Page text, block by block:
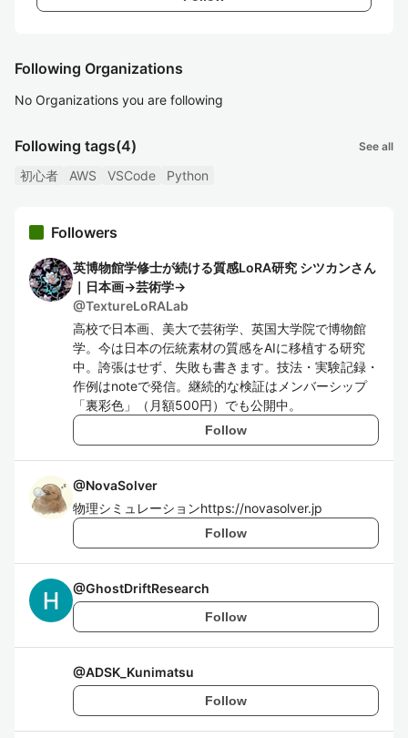
Following Organizations
No Organizations you are following
Following tags(4) See all
初心者 AWS VSCode Python
Followers
英博物館学修士が続ける質感LoRA研究 シツカンさん
｜日本画→芸術学→
@TextureLoRALab
高校で日本画、美大で芸術学、英国大学院で博物館
学。今は日本の伝統素材の質感をAIに移植する研究
中。誇張はせず、失敗も書きます。技法・実験記録・
作例はnoteで発信。継続的な検証はメンバーシップ
「裏彩色」（月額500円）でも公開中。
Follow
@NovaSolver
物理シミュレーションhttps://novasolver.jp
Follow
@GhostDriftResearch
Follow
@ADSK_Kunimatsu
Follow